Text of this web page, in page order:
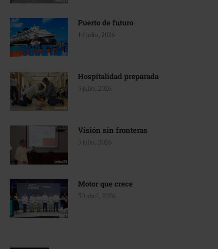
Puerto de futuro
14 julio, 2026
Hospitalidad preparada
3 julio, 2026
Visión sin fronteras
3 julio, 2026
Motor que crece
30 abril, 2026